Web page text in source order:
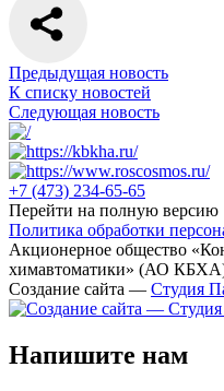
Предыдущая новость
К списку новостей
Следующая новость
+7 (473) 234-65-65
Перейти на полную версию
Политика обработки
Акционерное общество
химавтоматики» (АО
Создание сайта — Студия
Напишите нам